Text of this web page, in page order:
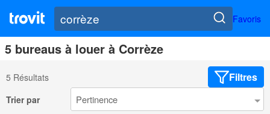
Favoris
5 bureaus à louer à Corrèze
5 Résultats Filtres
Trier par